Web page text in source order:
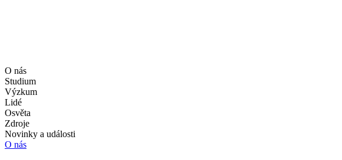
O nás
Studium
Výzkum
Lidé
Osvěta
Zdroje
Novinky a události
O nás